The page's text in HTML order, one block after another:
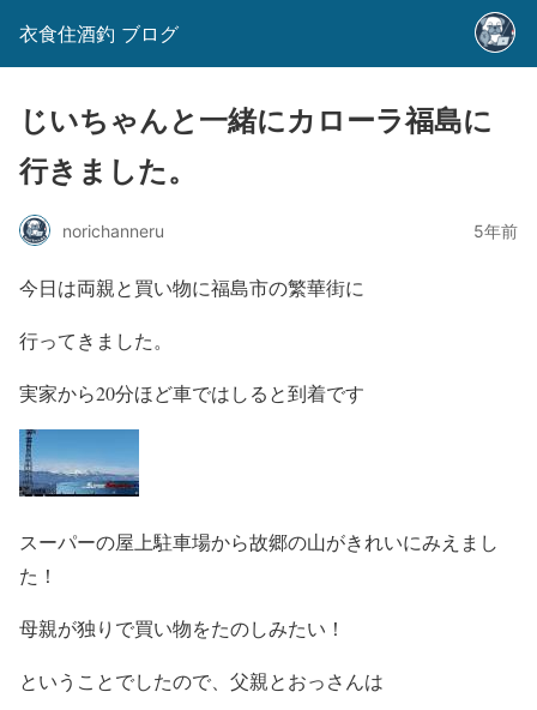
衣食住酒釣 ブログ
じいちゃんと一緒にカローラ福島に
行きました。
norichanneru 5年前
今日は両親と買い物に福島市の繁華街に
行ってきました。
実家から20分ほど車ではしると到着です
スーパーの屋上駐車場から故郷の山がきれいにみえまし
た！
母親が独りで買い物をたのしみたい！
ということでしたので、父親とおっさんは